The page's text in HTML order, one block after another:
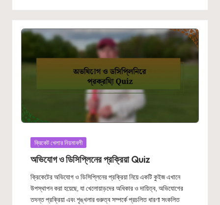
Posted
ক্রিকেট খেলার নিয়মাবলী
অভিযোগ ও ডিসিপ্লিনের প্রক্রিয়া Quiz
ক্রিকেটের অভিযোগ ও ডিসিপ্লিনের প্রক্রিয়া নিয়ে একটি কুইজ এখানে
উপস্থাপন করা হয়েছে, যা খেলোয়াড়দের অধিকার ও দায়িত্ব, অভিযোগের
তদন্ত প্রক্রিয়া এবং শৃঙ্খলার গুরুত্ব সম্পর্কে প্রচলিত ধারণা সংকলিত